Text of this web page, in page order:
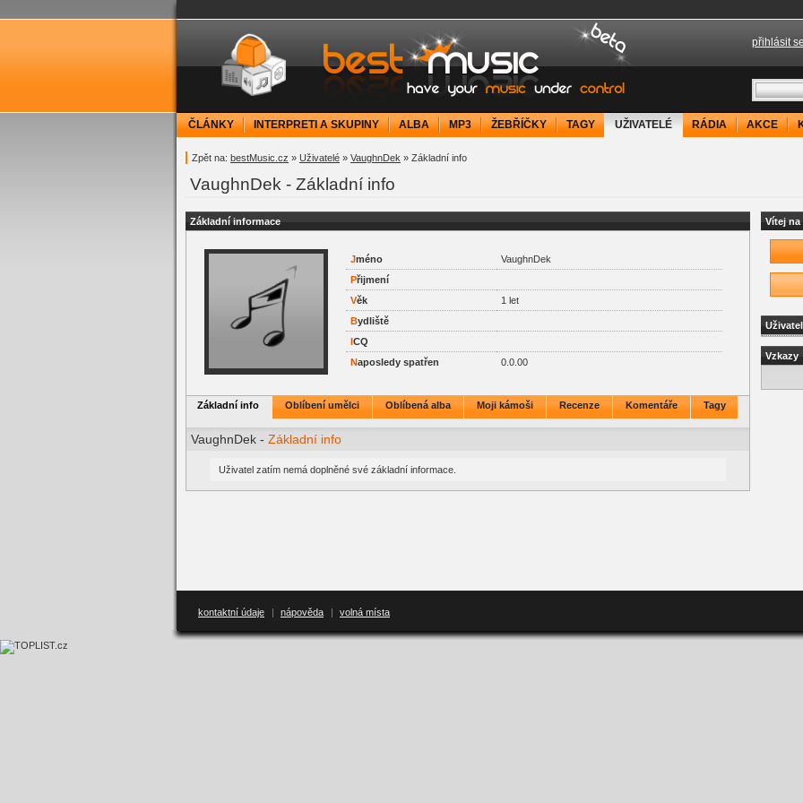
bestMusic.cz - Have your music under control
přihlásit se
ČLÁNKY INTERPRETI A SKUPINY ALBA MP3 ŽEBŘÍČKY TAGY UŽIVATELÉ RÁDIA AKCE
Zpět na: bestMusic.cz » Uživatelé » VaughnDek » Základní info
VaughnDek - Základní info
Základní informace
Jméno
VaughnDek
Přijmení
Věk
1 let
Bydliště
ICQ
Naposledy spatřen 0.0.00
Základní info Oblíbení umělci Oblíbená alba Moji kámoši Recenze Komentáře Tagy
VaughnDek - Základní info
Uživatel zatím nemá doplněné své základní informace.
Vítej
Vzkazy
kontaktní údaje | nápověda | volná místa